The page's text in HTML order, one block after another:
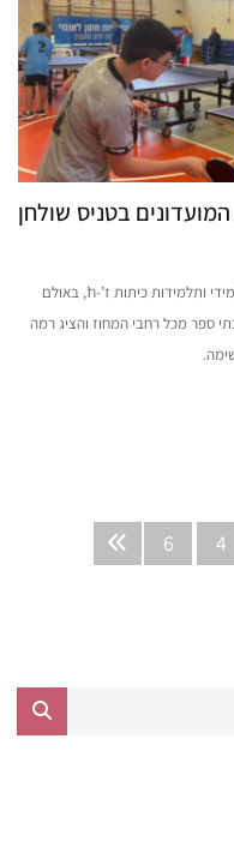
בטניס שולחן
ותלמידות כיתות ז’-ח’, באולם
ספר מכל רחבי המחוז והציג רמה
4
6